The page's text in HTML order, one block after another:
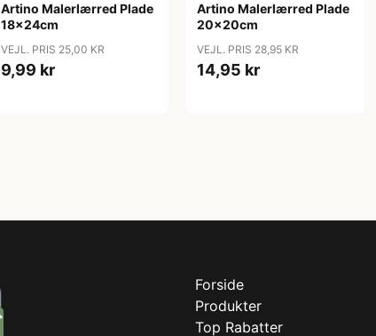
Artino Malerlærred Plade
18x24cm
VEJL. PRIS 25,00 KR
9,99 kr
Artino Malerlærred Plade
20x20cm
VEJL. PRIS 28,95 KR
14,95 kr
Forside
Produkter
Top Rabatter